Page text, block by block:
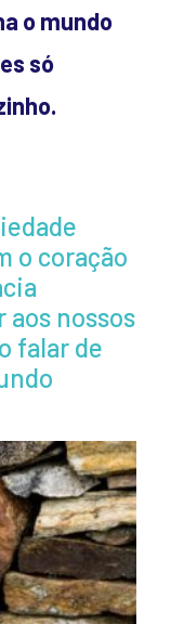
o mundo
só
o coração
nossos
falar de